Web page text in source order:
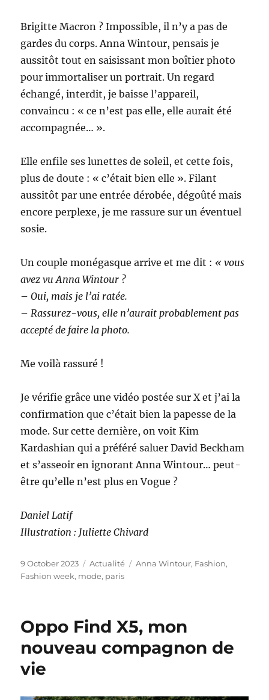
Brigitte Macron ? Impossible, il n’y a pas de
gardes du corps. Anna Wintour, pensais je
aussitôt tout en saisissant mon boîtier photo
pour immortaliser un portrait. Un regard
échangé, interdit, je baisse l’appareil,
convaincu : « ce n’est pas elle, elle aurait été
accompagnée… ».
Elle enfile ses lunettes de soleil, et cette fois,
plus de doute : « c’était bien elle ». Filant
aussitôt par une entrée dérobée, dégoûté mais
encore perplexe, je me rassure sur un éventuel
sosie.
Un couple monégasque arrive et me dit : « vous
avez vu Anna Wintour ?
–Oui, mais je l’ai ratée.
–Rassurez-vous, elle n’aurait probablement pas
accepté de faire la photo.
Me voilà rassuré !
Je vérifie grâce une vidéo postée sur X et j’ai la
confirmation que c’était bien la papesse de la
mode. Sur cette dernière, on voit Kim
Kardashian qui a préféré saluer David Beckham
et s’asseoir en ignorant Anna Wintour… peut-
être qu’elle n’est plus en Vogue ?
Daniel Latif
Illustration : Juliette Chivard
Posted
on
9 October 2023 Categories
Actualité Tags
Anna Wintour, Fashion,
Fashion week, mode, paris
Oppo Find X5, mon
nouveau compagnon de
vie